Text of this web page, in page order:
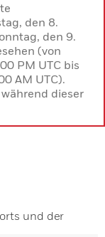
den 8.
den 9.
(von
PM UTC bis
AM UTC).
dieser
und der